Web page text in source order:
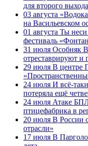
для второго
03 августа
на Васильевском
01 августа Ты неси
фестиваль
31 июля Особняк
отреставрируют и
29 июля В центре
24 июля И всё-
потеряла ещё
24 июля Атаке
птицефабрика в
20 июля В России
отрасли»
17 июля В